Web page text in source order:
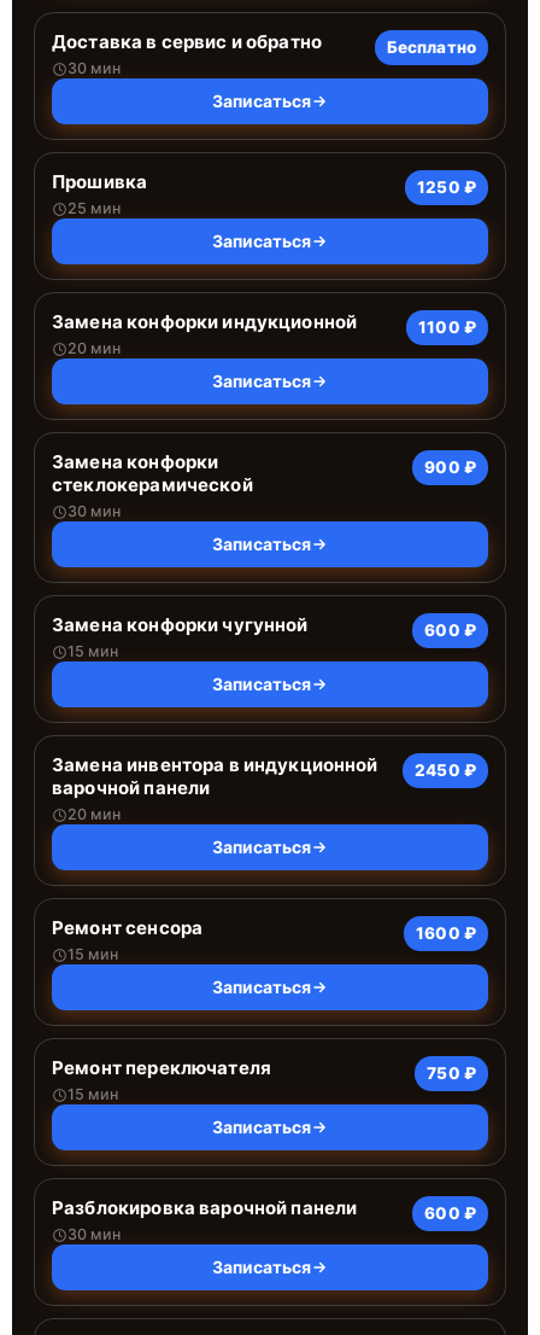
Доставка в сервис и обратно
30 мин
Бесплатно
Записаться
Прошивка
25 мин
1250 ₽
Записаться
Замена конфорки индукционной
20 мин
1100 ₽
Записаться
Замена конфорки
стеклокерамической
30 мин
900 ₽
Записаться
Замена конфорки чугунной
15 мин
600 ₽
Записаться
Замена инвентора в индукционной
варочной панели
20 мин
2450 ₽
Записаться
Ремонт сенсора
15 мин
1600 ₽
Записаться
Ремонт переключателя
15 мин
750 ₽
Записаться
Разблокировка варочной панели
30 мин
600 ₽
Записаться